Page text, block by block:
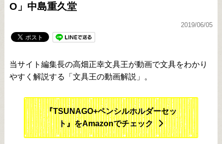
O」中島重久堂
2019/06/05
当サイト編集長の高畑正幸文具王が動画で文具をわかり
やすく解説する「文具王の動画解説」。
『TSUNAGO+ペンシルホルダーセッ
ト』をAmazonでチェック